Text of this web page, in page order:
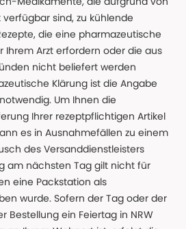
sind, zu kühlende
die eine pharmazeutische
Ihrem Arzt erfordern oder die aus
nicht beliefert werden
Klärung ist die Angabe
Um Ihnen die
Ihrer rezeptpflichtigen Artikel
es in Ausnahmefällen zu einem
des Versanddienstleisters
am nächsten Tag gilt nicht für
eine Packstation als
wurde. Sofern der Tag oder der
Bestellung ein Feiertag in NRW